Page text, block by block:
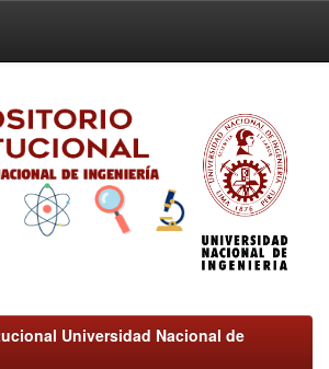
Universidad Nacional de